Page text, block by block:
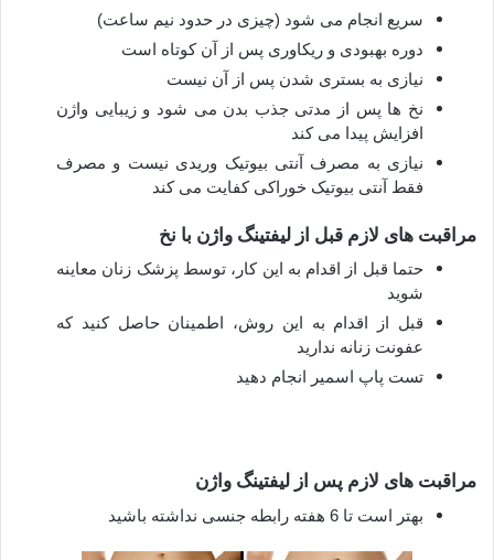
سریع انجام می شود (چیزی در حدود نیم ساعت)
دوره بهبودی و ریکاوری پس از آن کوتاه است
نیازی به بستری شدن پس از آن نیست
نخ ها پس از مدتی جذب بدن می شود و زیبایی واژن
افزایش پیدا می کند
نیازی به مصرف آنتی بیوتیک وریدی نیست و مصرف
فقط آنتی بیوتیک خوراکی کفایت می کند
مراقبت های لازم قبل از لیفتینگ واژن با نخ
حتما قبل از اقدام به این کار، توسط پزشک زنان معاینه
شوید
قبل از اقدام به این روش، اطمینان حاصل کنید که
عفونت زنانه ندارید
تست پاپ اسمیر انجام دهید
مراقبت ‌های لازم پس از لیفتینگ واژن
بهتر است تا 6 هفته رابطه جنسی نداشته باشید